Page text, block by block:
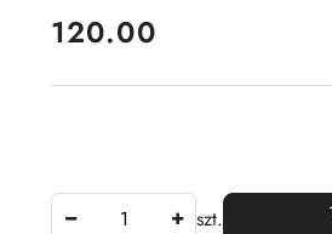
cena:
120.00
szt.